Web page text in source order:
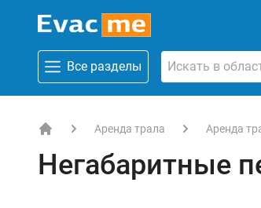
Все разделы
Аренда трала Аренда
Негабаритные